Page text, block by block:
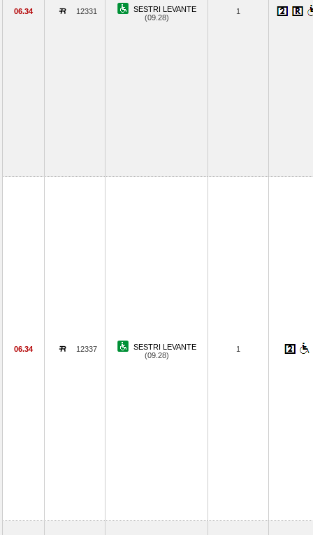
06.34 12331
SESTRI LEVANTE
(09.28)
1
06.34 12337
SESTRI LEVANTE
(09.28)
1